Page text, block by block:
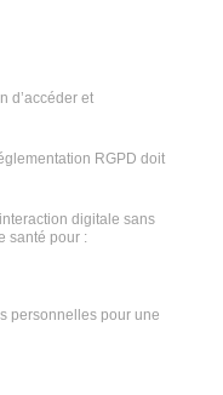
d’accéder et
RGPD doit
digitale sans
santé pour :
personnelles pour une